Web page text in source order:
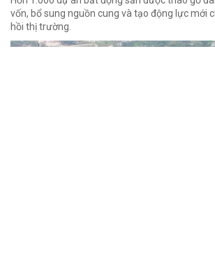
vốn, bổ sung nguồn cung và tạo động lực mới
hồi thị trường.